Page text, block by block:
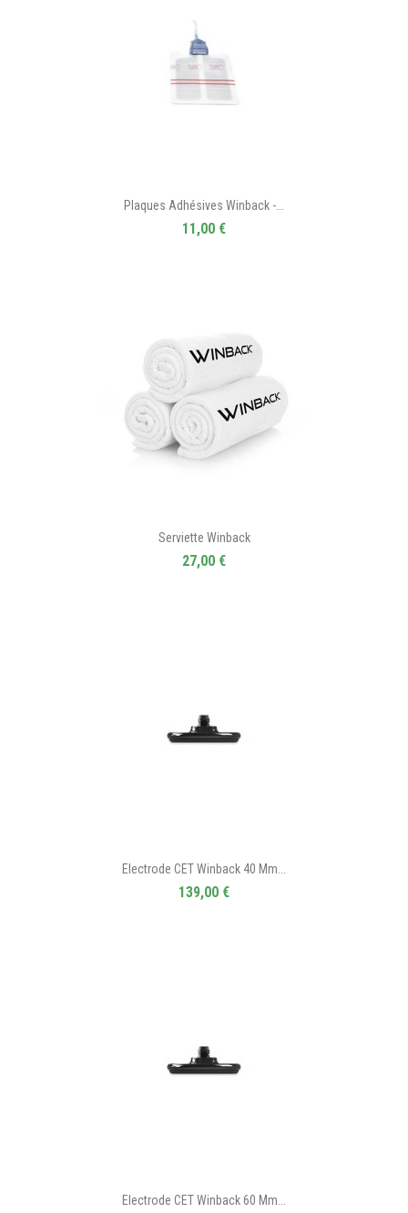
Plaques Adhésives Winback -...
11,00 €
Serviette Winback
27,00 €
Electrode CET Winback 40 Mm...
139,00 €
Electrode CET Winback 60 Mm...